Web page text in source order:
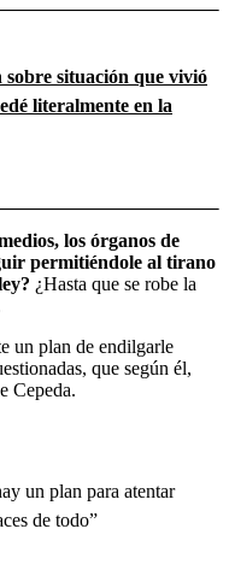
situación que vivió
literalmente en la
los órganos de
permitiéndole al tirano
¿Hasta que se robe la
un plan de endilgarle
que según él,
Cepeda.
un plan para atentar
de todo”